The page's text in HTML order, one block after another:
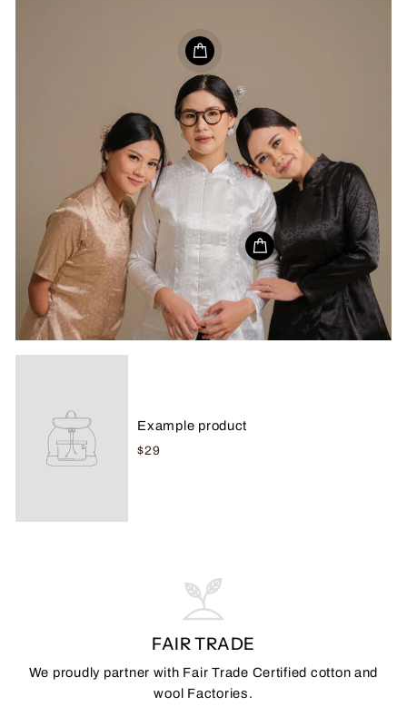
Example product
$29
FAIR TRADE
We proudly partner with Fair Trade Certified cotton and
wool Factories.